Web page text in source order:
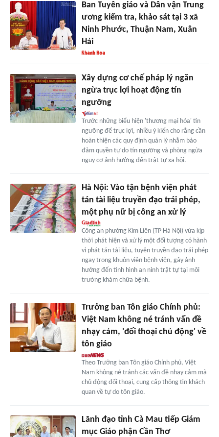
Ban Tuyên giáo và Dân vận Trung
ương kiểm tra, khảo sát tại 3 xã
Ninh Phước, Thuận Nam, Xuân
Hải
Xây dựng cơ chế pháp lý ngăn
ngừa trục lợi hoạt động tín
ngưỡng
Trước những biểu hiện 'thương mại hóa' tín
ngưỡng để trục lợi, nhiều ý kiến cho rằng cần
hoàn thiện các quy định quản lý nhằm bảo
đảm quyền tự do tín ngưỡng và phòng ngừa
nguy cơ ảnh hưởng đến trật tự xã hội.
Hà Nội: Vào tận bệnh viện phát
tán tài liệu truyền đạo trái phép,
một phụ nữ bị công an xử lý
Công an phường Kim Liên (TP Hà Nội) vừa kịp
thời phát hiện và xử lý một đối tượng có hành
vi phát tán tài liệu, tuyên truyền đạo trái phép
ngay trong khuôn viên bệnh viện, gây ảnh
hưởng đến tình hình an ninh trật tự tại môi
trường khám chữa bệnh.
Trưởng ban Tôn giáo Chính phủ:
Việt Nam không né tránh vấn đề
nhạy cảm, 'đối thoại chủ động' về
tôn giáo
Theo Trưởng ban Tôn giáo Chính phủ, Việt
Nam không né tránh các vấn đề nhạy cảm mà
chủ động đối thoại, cung cấp thông tin khách
quan về tự do tôn giáo.
Lãnh đạo tỉnh Cà Mau tiếp Giám
mục Giáo phận Cần Thơ